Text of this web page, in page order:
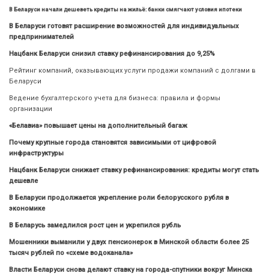
В Беларуси начали дешеветь кредиты на жильё: банки смягчают условия ипотеки
В Беларуси готовят расширение возможностей для индивидуальных
предпринимателей
Нацбанк Беларуси снизил ставку рефинансирования до 9,25%
Рейтинг компаний, оказывающих услуги продажи компаний с долгами в
Беларуси
Ведение бухгалтерского учета для бизнеса: правила и формы
организации
«Белавиа» повышает цены на дополнительный багаж
Почему крупные города становятся зависимыми от цифровой
инфраструктуры
Нацбанк Беларуси снижает ставку рефинансирования: кредиты могут стать
дешевле
В Беларуси продолжается укрепление роли белорусского рубля в
экономике
В Беларусь замедлился рост цен и укрепился рубль
Мошенники выманили у двух пенсионерок в Минской области более 25
тысяч рублей по «схеме водоканала»
Власти Беларуси снова делают ставку на города-спутники вокруг Минска